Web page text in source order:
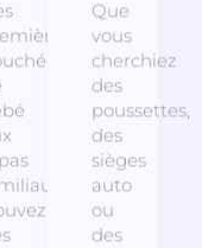
Que
vous
cherchiez
des
poussettes,
des
sièges
auto
ou
des